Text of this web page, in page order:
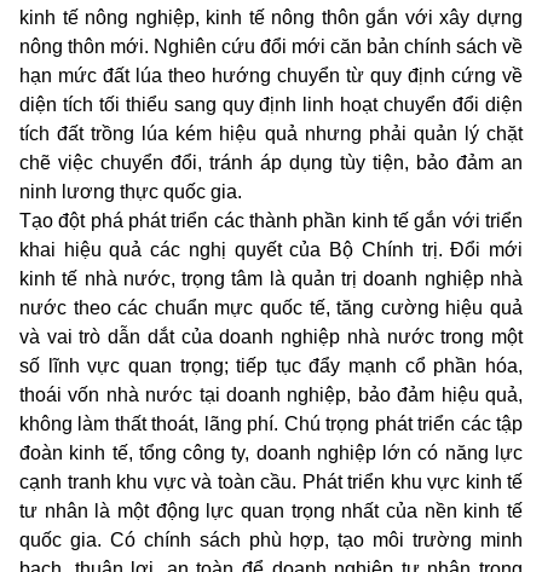
kinh tế nông nghiệp, kinh tế nông thôn gắn với xây dựng
nông thôn mới. Nghiên cứu đổi mới căn bản chính sách về
hạn mức đất lúa theo hướng chuyển từ quy định cứng về
diện tích tối thiểu sang quy định linh hoạt chuyển đổi diện
tích đất trồng lúa kém hiệu quả nhưng phải quản lý chặt
chẽ việc chuyển đổi, tránh áp dụng tùy tiện, bảo đảm an
ninh lương thực quốc gia.
Tạo đột phá phát triển các thành phần kinh tế gắn với triển
khai hiệu quả các nghị quyết của Bộ Chính trị. Đổi mới
kinh tế nhà nước, trọng tâm là quản trị doanh nghiệp nhà
nước theo các chuẩn mực quốc tế, tăng cường hiệu quả
và vai trò dẫn dắt của doanh nghiệp nhà nước trong một
số lĩnh vực quan trọng; tiếp tục đẩy mạnh cổ phần hóa,
thoái vốn nhà nước tại doanh nghiệp, bảo đảm hiệu quả,
không làm thất thoát, lãng phí. Chú trọng phát triển các tập
đoàn kinh tế, tổng công ty, doanh nghiệp lớn có năng lực
cạnh tranh khu vực và toàn cầu. Phát triển khu vực kinh tế
tư nhân là một động lực quan trọng nhất của nền kinh tế
quốc gia. Có chính sách phù hợp, tạo môi trường minh